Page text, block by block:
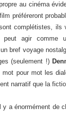
au cinéma
préféreront
complétistes, ils
peut agir comme
bref voyage
(seulement !)
mot pour mot les
narratif que la
y a énormément de